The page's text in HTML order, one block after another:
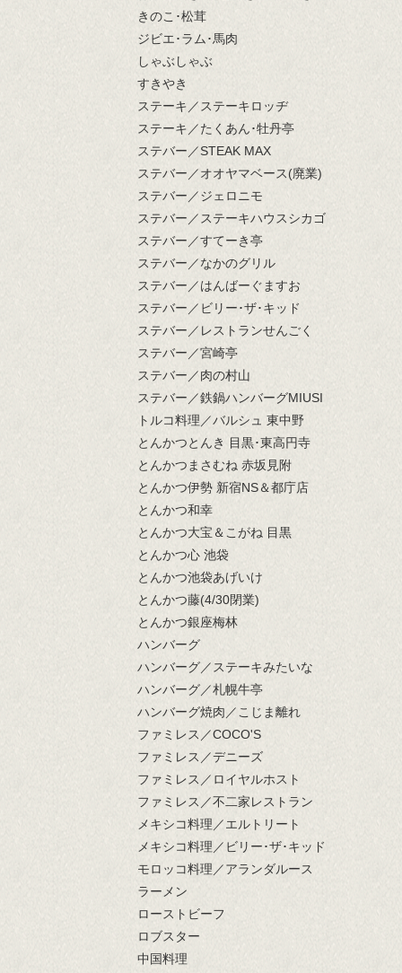
きのこ･松茸
ジビエ･ラム･馬肉
しゃぶしゃぶ
すきやき
ステーキ／ステーキロッヂ
ステーキ／たくあん･牡丹亭
ステバー／STEAK MAX
ステバー／オオヤマベース(廃業)
ステバー／ジェロニモ
ステバー／ステーキハウスシカゴ
ステバー／すてーき亭
ステバー／なかのグリル
ステバー／はんばーぐますお
ステバー／ビリー･ザ･キッド
ステバー／レストランせんごく
ステバー／宮崎亭
ステバー／肉の村山
ステバー／鉄鍋ハンバーグMIUSI
トルコ料理／バルシュ 東中野
とんかつとんき 目黒･東高円寺
とんかつまさむね 赤坂見附
とんかつ伊勢 新宿NS＆都庁店
とんかつ和幸
とんかつ大宝＆こがね 目黒
とんかつ心 池袋
とんかつ池袋あげいけ
とんかつ藤(4/30閉業)
とんかつ銀座梅林
ハンバーグ
ハンバーグ／ステーキみたいな
ハンバーグ／札幌牛亭
ハンバーグ焼肉／こじま離れ
ファミレス／COCO'S
ファミレス／デニーズ
ファミレス／ロイヤルホスト
ファミレス／不二家レストラン
メキシコ料理／エルトリート
メキシコ料理／ビリー･ザ･キッド
モロッコ料理／アランダルース
ラーメン
ローストビーフ
ロブスター
中国料理